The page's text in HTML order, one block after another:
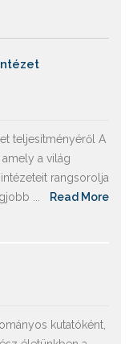
teljesítményéről A
amely a világ
rangsorolja
...
Read More
kutatóként,